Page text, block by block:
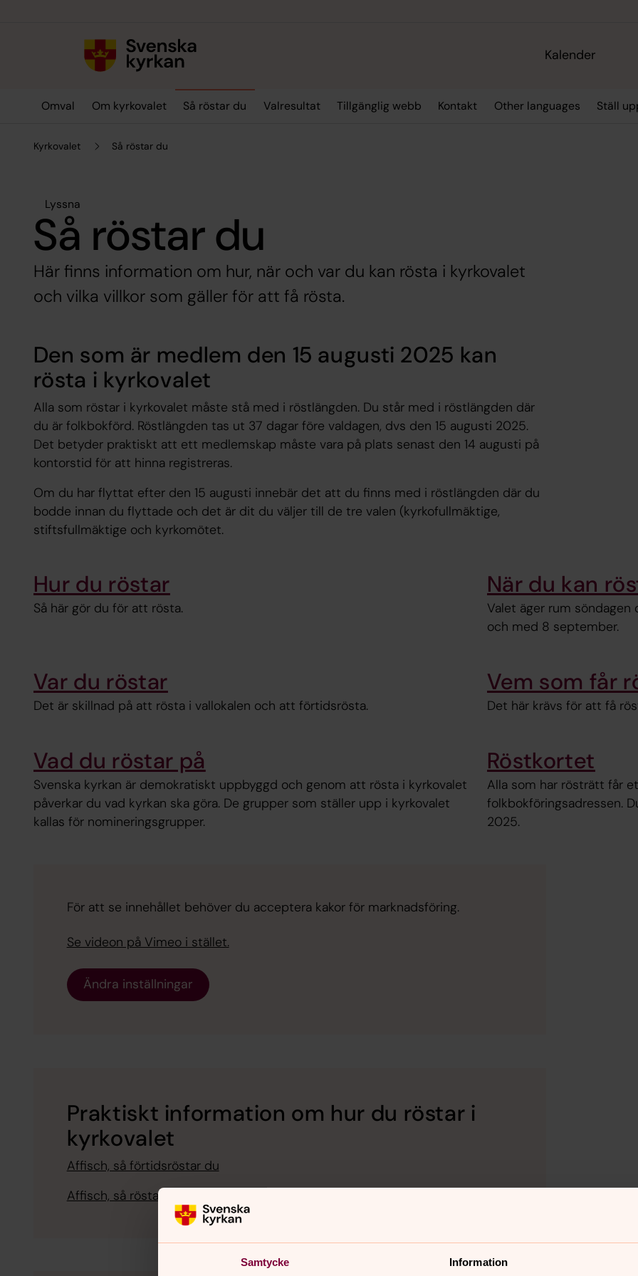
Samtycke Information
Kalender
Omval Om kyrkovalet Så röstar du Valresultat Tillgänglig webb Kontakt Other languages Ställ
Kyrkovalet Så röstar du
Lyssna
Så röstar du
Här finns information om hur, när och var du kan rösta i kyrkovalet
och vilka villkor som gäller för att få rösta.
Den som är medlem den 15 augusti 2025 kan
rösta i kyrkovalet
Alla som röstar i kyrkovalet måste stå med i röstlängden. Du står med i röstlängden där
du är folkbokförd. Röstlängden tas ut 37 dagar före valdagen, dvs den 15 augusti 2025.
Det betyder praktiskt att ett medlemskap måste vara på plats senast den 14 augusti på
kontorstid för att hinna registreras.
Om du har flyttat efter den 15 augusti innebär det att du finns med i röstlängden där du
bodde innan du flyttade och det är dit du väljer till de tre valen (kyrkofullmäktige,
stiftsfullmäktige och kyrkomötet.
Hur du röstar
Så här gör du för att rösta.
När du kan
Valet äger rum
och med 8 september.
Var du röstar
Det är skillnad på att rösta i vallokalen och att förtidsrösta.
Vem som får
Det här krävs för att få
Vad du röstar på
Svenska kyrkan är demokratiskt uppbyggd och genom att rösta i kyrkovalet
påverkar du vad kyrkan ska göra. De grupper som ställer upp i kyrkovalet
kallas för nomineringsgrupper.
Röstkortet
Alla som har rösträtt får
folkbokföringsadressen.
2025.
För att se innehållet behöver du acceptera kakor för marknadsföring.
Se videon på Vimeo i stället.
Ändra inställningar
Praktiskt information om hur du röstar i
kyrkovalet
Affisch, så förtidsröstar du
Affisch, så röstar du i vallokal